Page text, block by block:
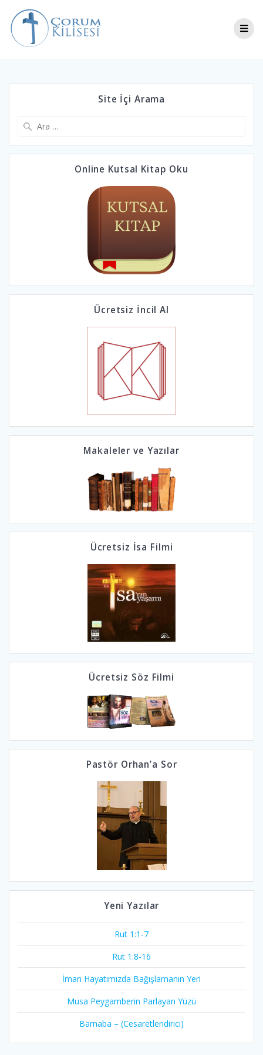
Site İçi Arama
Online Kutsal Kitap Oku
Ücretsiz İncil Al
Makaleler ve Yazılar
Ücretsiz İsa Filmi
Ücretsiz Söz Filmi
Pastör Orhan’a Sor
Yeni Yazılar
Rut 1:1-7
Rut 1:8-16
İman Hayatımızda Bağışlamanın Yeri
Musa Peygamberin Parlayan Yüzü
Barnaba – (Cesaretlendirici)